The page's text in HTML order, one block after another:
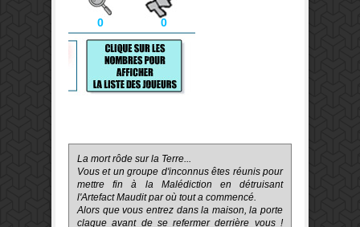
0 0
La mort rôde sur la Terre...
Vous et un groupe d'inconnus êtes réunis pour
mettre fin à la Malédiction en détruisant
l'Artefact Maudit par où tout a commencé.
Alors que vous entrez dans la maison, la porte
claque avant de se refermer derrière vous !